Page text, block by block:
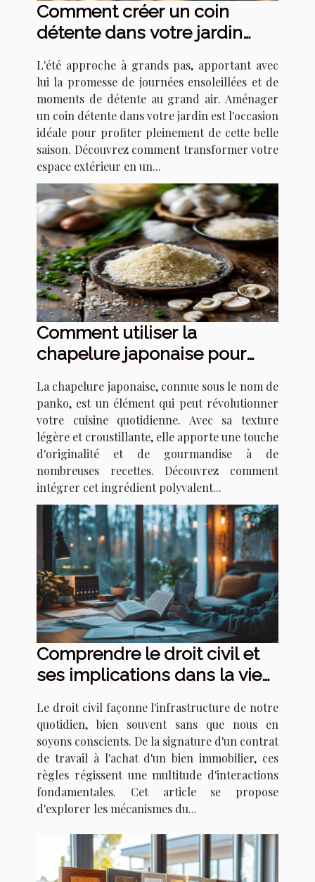
Comment créer un coin
détente dans votre jardin
L'été approche à grands pas, apportant avec
lui la promesse de journées ensoleillées et de
moments de détente au grand air. Aménager
un coin détente dans votre jardin est l'occasion
idéale pour profiter pleinement de cette belle
saison. Découvrez comment transformer votre
espace extérieur en un...
Comment utiliser la
chapelure japonaise pour
La chapelure japonaise, connue sous le nom de
panko, est un élément qui peut révolutionner
votre cuisine quotidienne. Avec sa texture
légère et croustillante, elle apporte une touche
d'originalité et de gourmandise à de
nombreuses recettes. Découvrez comment
intégrer cet ingrédient polyvalent...
Comprendre le droit civil et
ses implications dans la vie
Le droit civil façonne l'infrastructure de notre
quotidien, bien souvent sans que nous en
soyons conscients. De la signature d'un contrat
de travail à l'achat d'un bien immobilier, ces
règles régissent une multitude d'interactions
fondamentales. Cet article se propose
d'explorer les mécanismes du...